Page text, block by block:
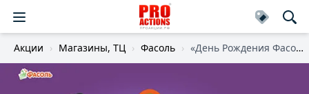
Акции Магазины, ТЦ Фасоль «День Рождения Фасоль»